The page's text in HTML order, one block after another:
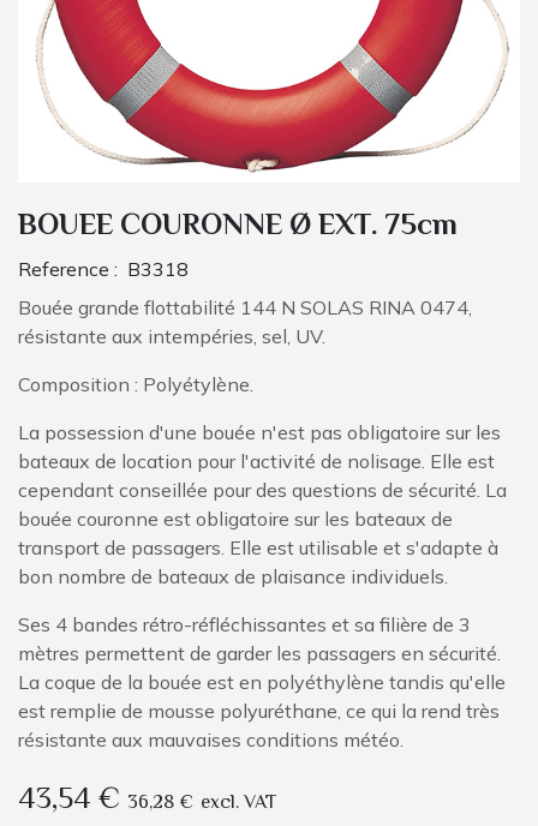
BOUEE COURONNE Ø EXT. 75cm
Reference : B3318
Bouée grande flottabilité 144 N SOLAS RINA 0474,
résistante aux intempéries, sel, UV.
Composition : Polyétylène.
La possession d'une bouée n'est pas obligatoire sur les
bateaux de location pour l'activité de nolisage. Elle est
cependant conseillée pour des questions de sécurité. La
bouée couronne est obligatoire sur les bateaux de
transport de passagers. Elle est utilisable et s'adapte à
bon nombre de bateaux de plaisance individuels.
Ses 4 bandes rétro-réfléchissantes et sa filière de 3
mètres permettent de garder les passagers en sécurité.
La coque de la bouée est en polyéthylène tandis qu'elle
est remplie de mousse polyuréthane, ce qui la rend très
résistante aux mauvaises conditions météo.
43,54€ 36,28 € excl. VAT